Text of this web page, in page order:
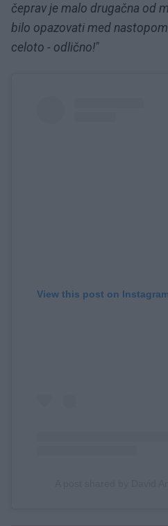
čeprav je malo drugačna od
bilo opazovati med
celoto - odlično!"
View this post on